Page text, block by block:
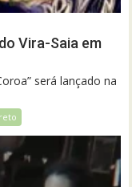
Vira-Saia em
será lançado na